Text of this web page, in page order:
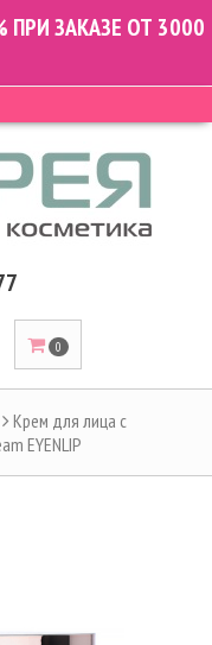
ПРИ ЗАКАЗЕ ОТ 3000
0
Крем для лица с
EYENLIP